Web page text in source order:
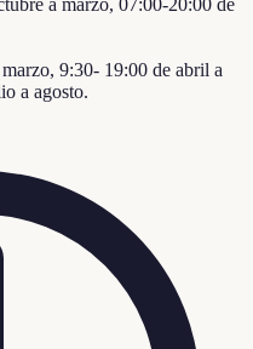
a marzo, 07:00-20:00 de
9:30- 19:00 de abril a
a agosto.